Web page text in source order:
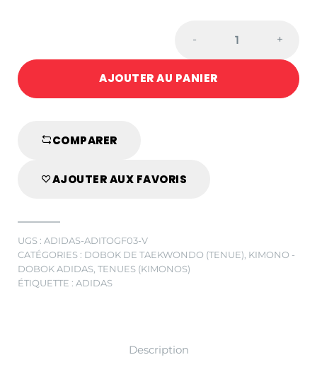
FIGHTER-
Pro
-
- +
AJOUTER AU PANIER
COMPARER
AJOUTER AUX FAVORIS
UGS : ADIDAS-ADITOGF03-V
CATÉGORIES : DOBOK DE TAEKWONDO (TENUE) KIMONO -
DOBOK ADIDAS TENUES (KIMONOS)
ÉTIQUETTE : ADIDAS
Description